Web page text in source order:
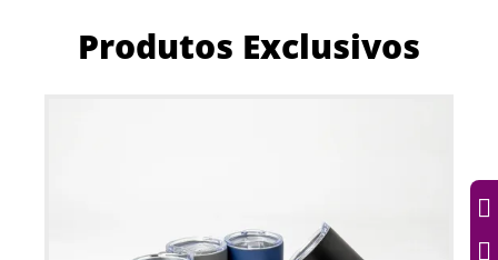
Produtos Exclusivos